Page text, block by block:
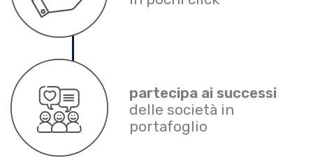
partecipa ai successi
delle società in
portafoglio